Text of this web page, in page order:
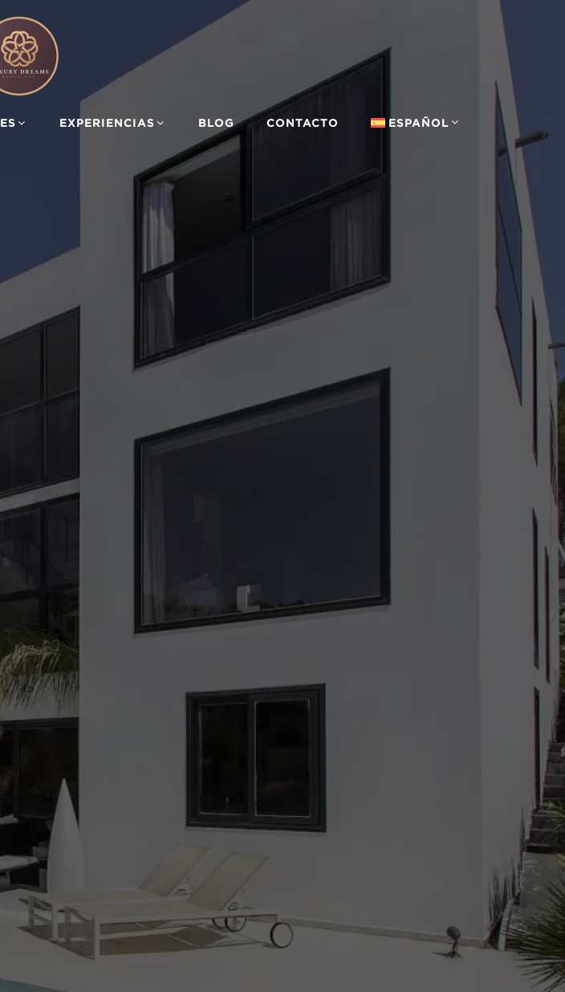
EXPERIENCIAS BLOG CONTACTO ESPAÑOL